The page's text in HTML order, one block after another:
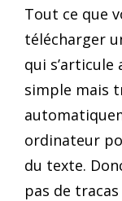
Tout ce que
télécharger
qui s’articule
simple mais
ordinateur
du texte.
pas de